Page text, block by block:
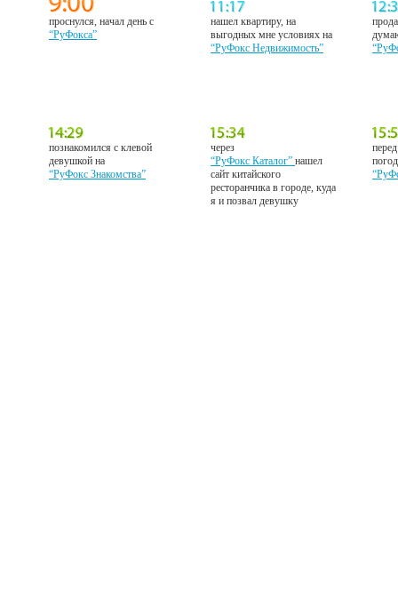
проснулся, начал день с
“РуФокса”
нашел квартиру, на
выгодных мне условиях на
“РуФокс Недвижимость”
познакомился с клевой
девушкой на
“РуФокс Знакомства”
через
“РуФокс Каталог”нашел
сайт китайского
ресторанчика в городе, куда
я и позвал девушку